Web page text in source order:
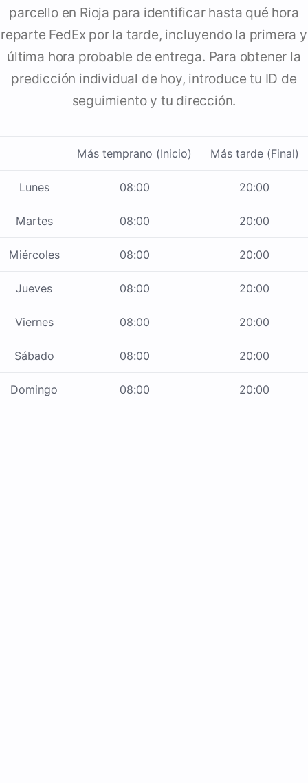
parcello en Rioja para identificar hasta qué hora
reparte FedEx por la tarde, incluyendo la primera y
última hora probable de entrega. Para obtener la
predicción individual de hoy, introduce tu ID de
seguimiento y tu dirección.
Más temprano (Inicio) Más tarde (Final)
Lunes 08:00 20:00
Martes 08:00 20:00
Miércoles 08:00 20:00
Jueves 08:00 20:00
Viernes 08:00 20:00
Sábado 08:00 20:00
Domingo 08:00 20:00